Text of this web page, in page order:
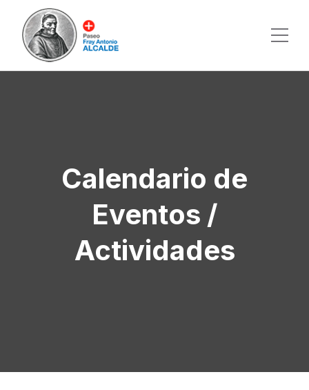
Calendario de
Eventos /
Actividades